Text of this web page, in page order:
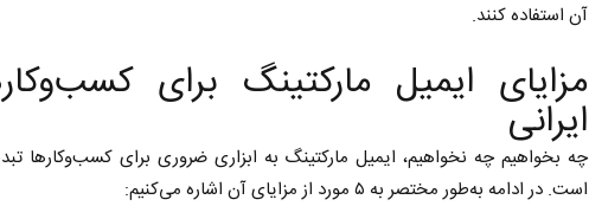
آن استفاده کنند.
مزایای ایمیل مارکتینگ برای
ایرانی
چه بخواهیم چه نخواهیم، ایمیل مارکتینگ به ابزاری ضروری برای کسب‌وکارها
است. در ادامه به‌طور مختصر به ۵ مورد از مزایای آن اشاره می‌کنیم: